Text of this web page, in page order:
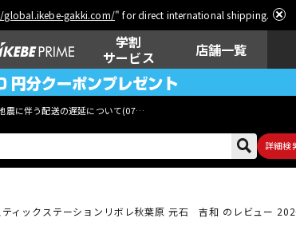
gakki.com/" for direct international shipping.
学割
サービス
店舗一覧
震に伴う配送の遅延について(07月29日
詳細検
ティックステーションリボレ秋葉原 元石 吉和 のレビュー